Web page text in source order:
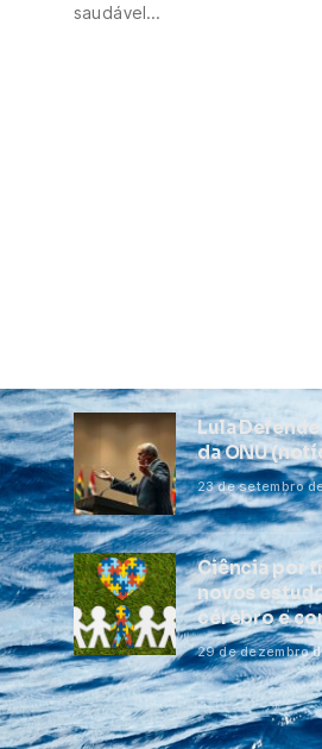
saudável…
Lula
da ONU
23 de setembro
Ciência por
novos
cérebro e
29 de dezembro